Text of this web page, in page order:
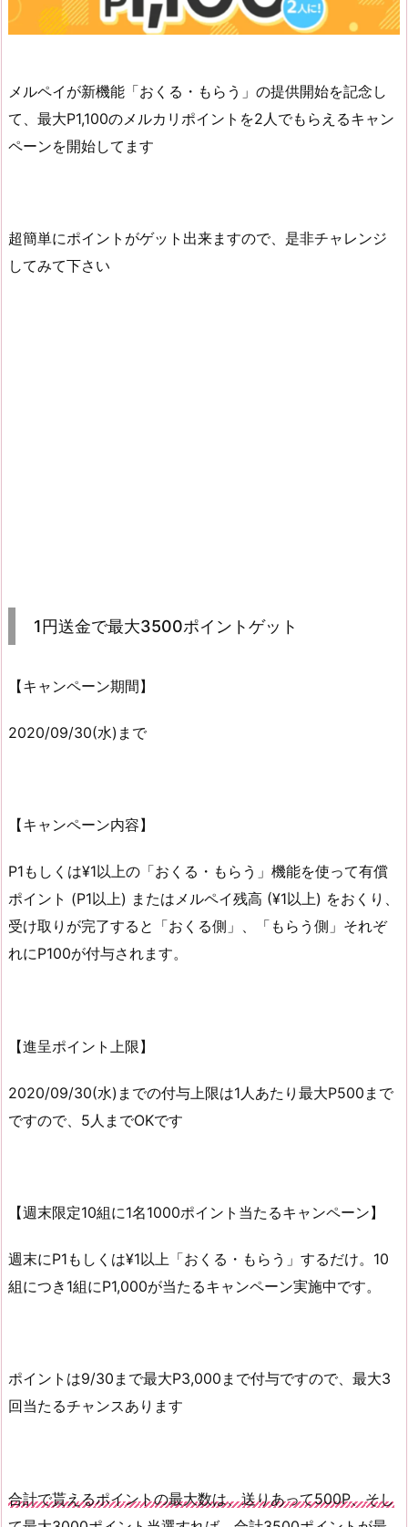
メルペイが新機能「おくる・もらう」の提供開始を記念し
て、最大P1,100のメルカリポイントを2人でもらえるキャン
ペーンを開始してます
超簡単にポイントがゲット出来ますので、是非チャレンジ
してみて下さい
1円送金で最大3500ポイントゲット
【キャンペーン期間】
2020/09/30(水)まで
【キャンペーン内容】
P1もしくは¥1以上の「おくる・もらう」機能を使って有償
ポイント (P1以上) またはメルペイ残高 (¥1以上) をおくり、
受け取りが完了すると「おくる側」、「もらう側」それぞ
れにP100が付与されます。
【進呈ポイント上限】
2020/09/30(水)までの付与上限は1人あたり最大P500まで
ですので、5人までOKです
【週末限定10組に1名1000ポイント当たるキャンペーン】
週末にP1もしくは¥1以上「おくる・もらう」するだけ。10
組につき1組にP1,000が当たるキャンペーン実施中です。
ポイントは9/30まで最大P3,000まで付与ですので、最大3
回当たるチャンスあります
合計で貰えるポイントの最大数は、送りあって500P、そし